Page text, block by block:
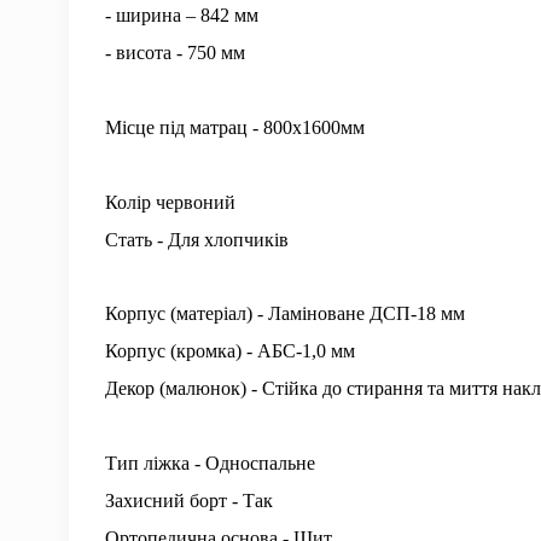
- ширина – 842 мм
- висота - 750 мм
Місце під матрац - 800х1600мм
Колір червоний
Стать - Для хлопчиків
Корпус (матеріал) - Ламіноване ДСП-18 мм
Корпус (кромка) - АБС-1,0 мм
Декор (малюнок) - Стійка до стирання та миття
Тип ліжка - Односпальне
Захисний борт - Так